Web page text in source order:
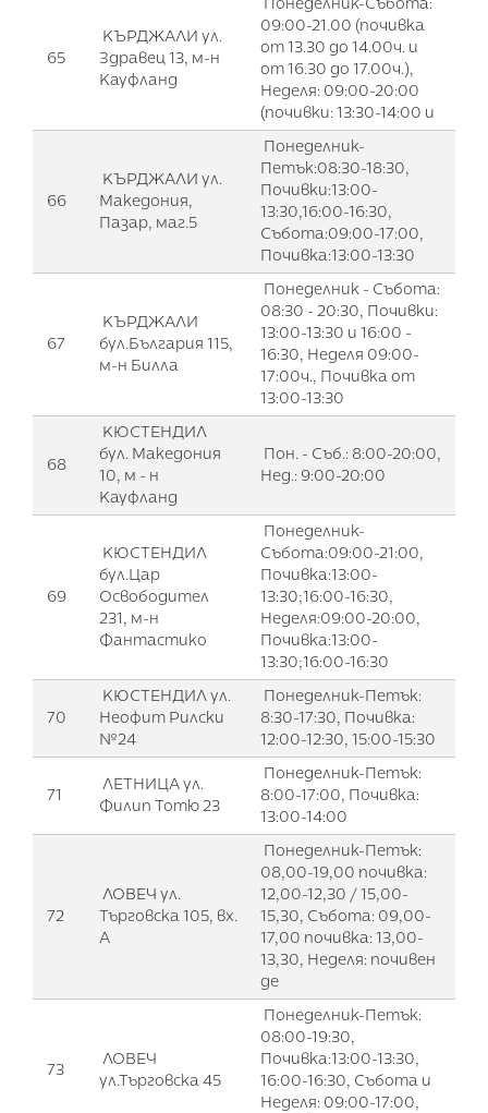
65
КЪРДЖАЛИ ул.
Здравец 13, м-н
Кауфланд
09:00-21.00 (почивка
от 13.30 до 14.00ч. и
от 16.30 до 17.00ч.),
Неделя: 09:00-20:00
(почивки: 13:30-14:00 и
66
КЪРДЖАЛИ ул.
Македония,
Пазар, маг.5
Понеделник-
Петък:08:30-18:30,
Почивки:13:00-
13:30,16:00-16:30,
Събота:09:00-17:00,
Почивкa:13:00-13:30
67
КЪРДЖАЛИ
бул.България 115,
м-н Билла
Понеделник - Събота:
08:30 - 20:30, Почивки:
13:00-13:30 и 16:00 -
16:30, Неделя 09:00-
17:00ч., Почивка от
13:00-13:30
68
КЮСТЕНДИЛ
бул. Македония
10, м - н
Кауфланд
Пон. - Съб.: 8:00-20:00,
Нед.: 9:00-20:00
69
КЮСТЕНДИЛ
бул.Цар
Освободител
231, м-н
Фантастико
Понеделник-
Събота:09:00-21:00,
Почивка:13:00-
13:30;16:00-16:30,
Неделя:09:00-20:00,
Почивка:13:00-
13:30;16:00-16:30
70
КЮСТЕНДИЛ ул.
Неофит Рилски
№24
Понеделник-Петък:
8:30-17:30, Почивка:
12:00-12:30, 15:00-15:30
71
ЛЕТНИЦА ул.
Филип Тотю 23
Понеделник-Петък:
8:00-17:00, Почивка:
13:00-14:00
72
ЛОВЕЧ ул.
Търговска 105, вх.
А
Понеделник-Петък:
08,00-19,00 почивка:
12,00-12,30 / 15,00-
15,30, Събота: 09,00-
17,00 почивка: 13,00-
13,30, Неделя: почивен
де
73
ЛОВЕЧ
ул.Търговска 45
Понеделник-Петък:
08:00-19:30,
Почивка:13:00-13:30,
16:00-16:30, Събота и
Неделя: 09:00-17:00,